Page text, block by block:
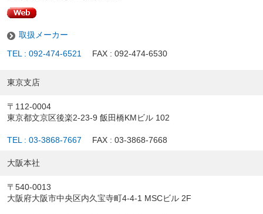
取扱メーカー
TEL : 092-474-6521 FAX : 092-474-6530
東京支店
〒112-0004
東京都文京区後楽2-23-9 飯田橋KMビル 102
TEL : 03-3868-7667 FAX : 03-3868-7668
大阪本社
〒540-0013
大阪府大阪市中央区内久宝寺町4-4-1 MSCビル 2F